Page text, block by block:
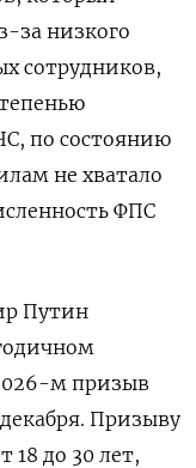
за низкого
сотрудников,
по состоянию
не хватало
ФПС
Путин
м призыв
декабря. Призыву
18 до 30 лет,